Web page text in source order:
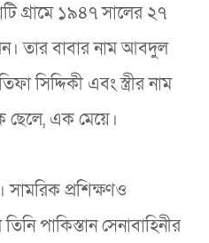
গ্রামে ১৯৪৭ সালের ২৭
তার বাবার নাম আবদুল
সিদ্দিকী এবং স্ত্রীর নাম
ছেলে, এক মেয়ে।
সামরিক প্রশিক্ষণও
পাকিস্তান সেনাবাহিনীর